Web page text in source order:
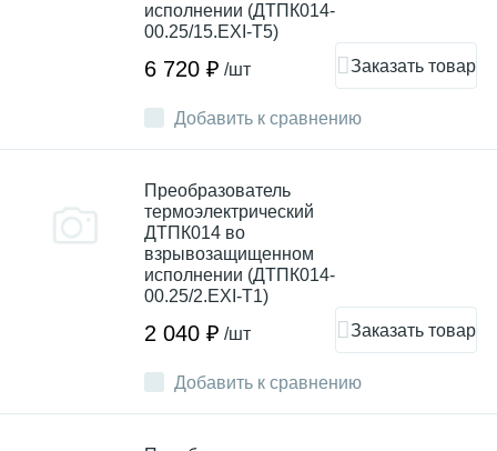
Добавить к сравнению
исполнении (ДТПК014-
00.25/15.EXI-T5)
6 720 ₽ /шт Заказать товар
Добавить к сравнению
Преобразователь
термоэлектрический
ДТПК014 во
взрывозащищенном
исполнении (ДТПК014-
00.25/2.EXI-T1)
2 040 ₽ /шт Заказать товар